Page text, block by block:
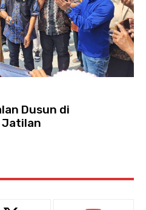
Dusun di
Jatilan